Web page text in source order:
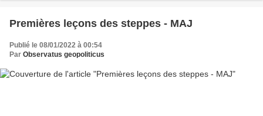
Premières leçons des steppes - MAJ
Publié le 08/01/2022 à 00:54
Par Observatus geopoliticus